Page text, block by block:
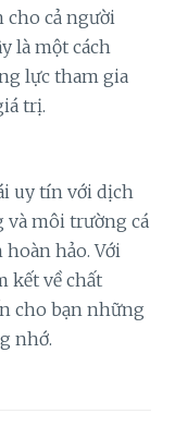
cho cả người
là một cách
lực tham gia
trị.
uy tín với dịch
và môi trường cá
hoàn hảo. Với
kết về chất
cho bạn những
nhớ.